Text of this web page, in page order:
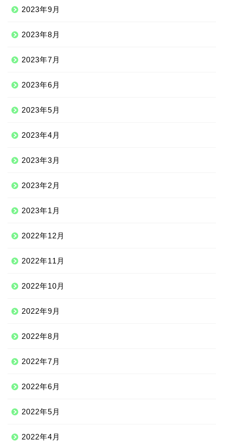
2023年9月
2023年8月
2023年7月
2023年6月
2023年5月
2023年4月
2023年3月
2023年2月
2023年1月
2022年12月
2022年11月
2022年10月
2022年9月
2022年8月
2022年7月
2022年6月
2022年5月
2022年4月